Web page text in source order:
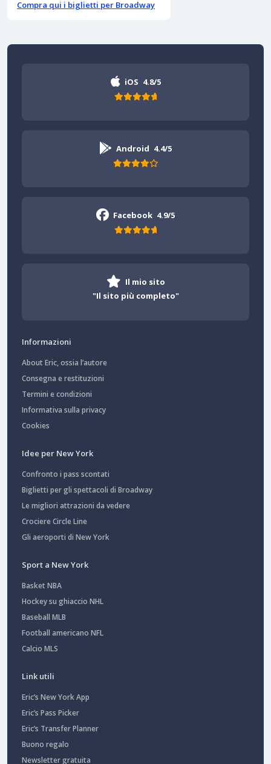
Compra qui i biglietti per Broadway
iOS 4.8/5
Android 4.4/5
Facebook 4.9/5
Il mio sito
"Il sito più completo"
Informazioni
About Eric, ossia l’autore
Consegna e restituzioni
Termini e condizioni
Informativa sulla privacy
Cookies
Idee per New York
Confronto i pass scontati
Biglietti per gli spettacoli di Broadway
Le migliori attrazioni da vedere
Crociere Circle Line
Gli aeroporti di New York
Sport a New York
Basket NBA
Hockey su ghiaccio NHL
Baseball MLB
Football americano NFL
Calcio MLS
Link utili
Eric’s New York App
Eric’s Pass Picker
Eric’s Transfer Planner
Buono regalo
Newsletter gratuita